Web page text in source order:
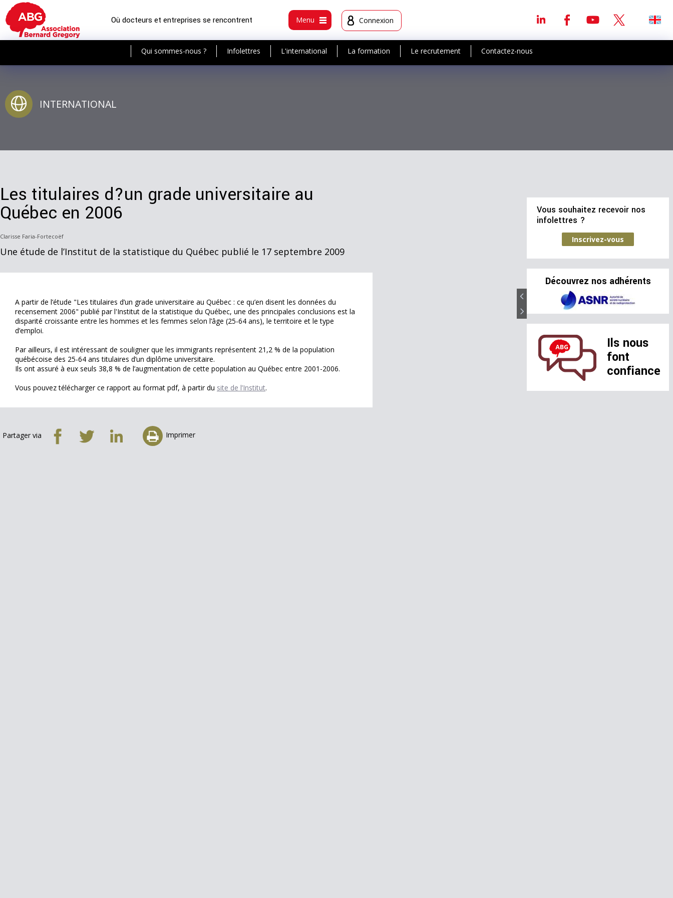
Où docteurs et entreprises se rencontrent Menu Connexion
Qui sommes-nous ? Infolettres L'international La formation Le recrutement Contactez-nous
INTERNATIONAL
Les titulaires d?un grade universitaire au
Québec en 2006
Clarisse Faria-Fortecoëf
Une étude de l’Institut de la statistique du Québec publié le 17 septembre 2009
A partir de l’étude "Les titulaires d’un grade universitaire au Québec : ce qu’en disent les données du
recensement 2006" publié par l'Institut de la statistique du Québec, une des principales conclusions est la
disparité croissante entre les hommes et les femmes selon l’âge (25-64 ans), le territoire et le type
d’emploi.
Par ailleurs, il est intéressant de souligner que les immigrants représentent 21,2 % de la population
québécoise des 25-64 ans titulaires d’un diplôme universitaire.
Ils ont assuré à eux seuls 38,8 % de l’augmentation de cette population au Québec entre 2001-2006.
Vous pouvez télécharger ce rapport au format pdf, à partir du site de l’Institut.
Partager via Imprimer
Vous souhaitez recevoir nos
infolettres ?
Inscrivez-vous
Découvrez nos adhérents
Ils nous
font
confiance